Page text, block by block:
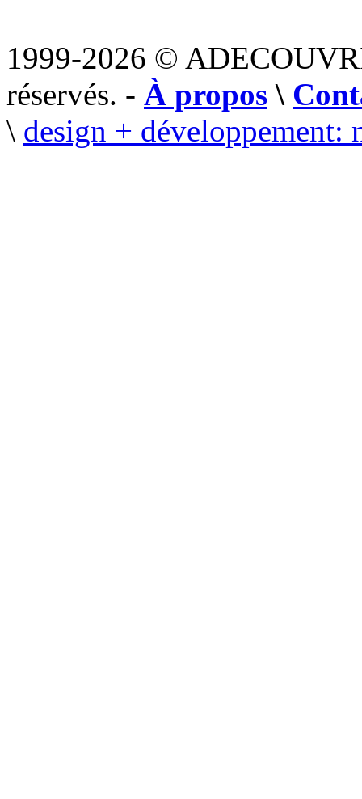
1999-2026 ©
réservés. - À propos \
\ design + développement: